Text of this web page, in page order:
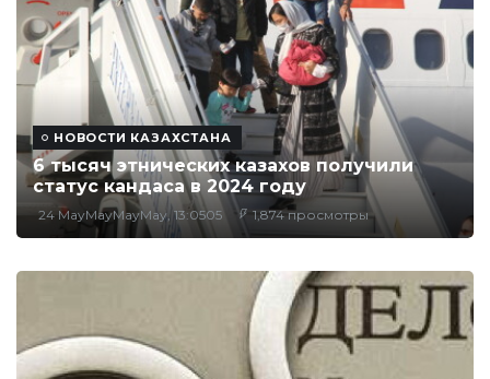
НОВОСТИ КАЗАХСТАНА
6 тысяч этнических казахов получили
статус кандаса в 2024 году
24 MayMayMayMay, 13:0505 1,874 просмотры